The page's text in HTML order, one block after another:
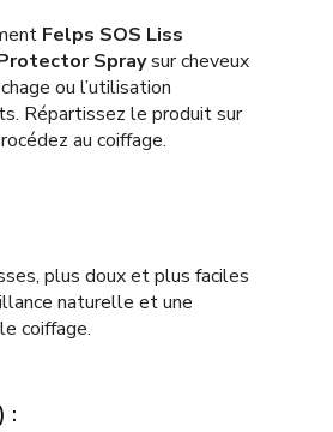
Felps SOS Liss
Spraysur cheveux
ou l’utilisation
Répartissez le produit sur
au coiffage.
plus doux et plus faciles
naturelle et une
coiffage.
: